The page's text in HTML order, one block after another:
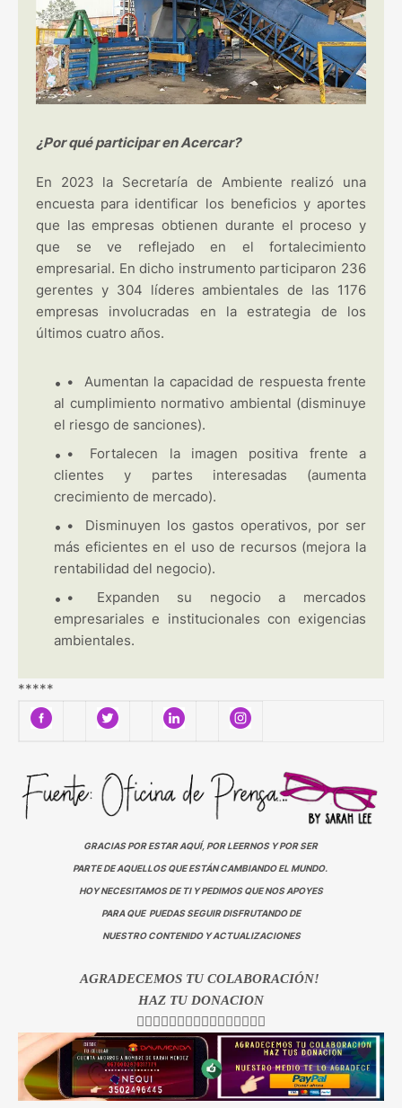
¿Por qué participar en Acercar?
En 2023 la Secretaría de Ambiente realizó una
encuesta para identificar los beneficios y aportes
que las empresas obtienen durante el proceso y
que se ve reflejado en el fortalecimiento
empresarial. En dicho instrumento participaron 236
gerentes y 304 líderes ambientales de las 1176
empresas involucradas en la estrategia de los
últimos cuatro años.
•
Aumentan la capacidad de respuesta frente
al cumplimiento normativo ambiental (disminuye
el riesgo de sanciones).
•
Fortalecen la imagen positiva frente a
clientes y partes interesadas (aumenta
crecimiento de mercado).
•
Disminuyen los gastos operativos, por ser
más eficientes en el uso de recursos (mejora la
rentabilidad del negocio).
•
Expanden su negocio a mercados
empresariales e institucionales con exigencias
ambientales.
*****
GRACIAS POR ESTAR AQUÍ, POR LEERNOS Y POR SER
PARTE DE AQUELLOS QUE ESTÁN CAMBIANDO EL MUNDO.
HOY NECESITAMOS DE TI Y PEDIMOS QUE NOS APOYES
PARA QUE PUEDAS SEGUIR DISFRUTANDO DE
NUESTRO CONTENIDO Y ACTUALIZACIONES
AGRADECEMOS TU COLABORACIÓN!
HAZ TU DONACION
👇🏻👇🏻👇🏻👇🏻👇🏻👇🏻👇🏻👇🏻